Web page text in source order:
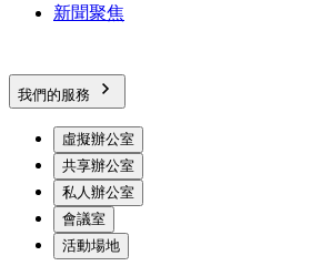
新聞聚焦
我們的服務
虛擬辦公室
共享辦公室
私人辦公室
會議室
活動場地